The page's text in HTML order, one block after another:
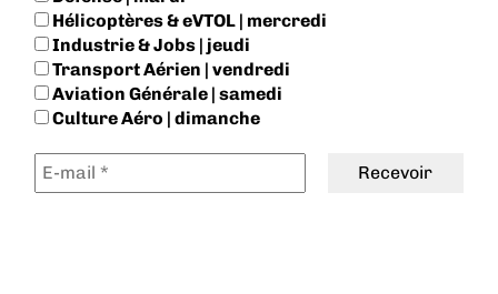
Hélicoptères & eVTOL | mercredi
Industrie & Jobs | jeudi
Transport Aérien | vendredi
Aviation Générale | samedi
Culture Aéro | dimanche